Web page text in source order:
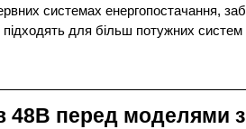
системах енергопостачання,
для більш потужних систем
48В перед моделями